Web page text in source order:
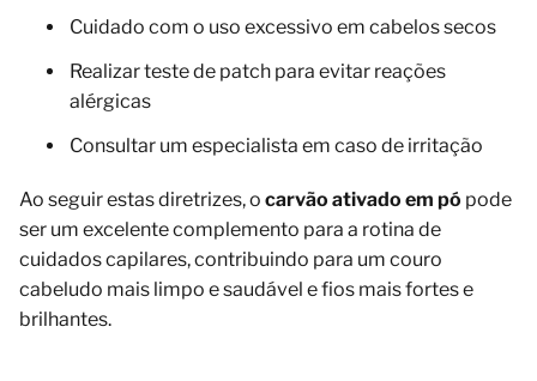
Cuidado com o uso excessivo em cabelos secos
Realizar teste de patch para evitar reações
alérgicas
Consultar um especialista em caso de irritação
Ao seguir estas diretrizes, o carvão ativado em pó pode
ser um excelente complemento para a rotina de
cuidados capilares, contribuindo para um couro
cabeludo mais limpo e saudável e fios mais fortes e
brilhantes.